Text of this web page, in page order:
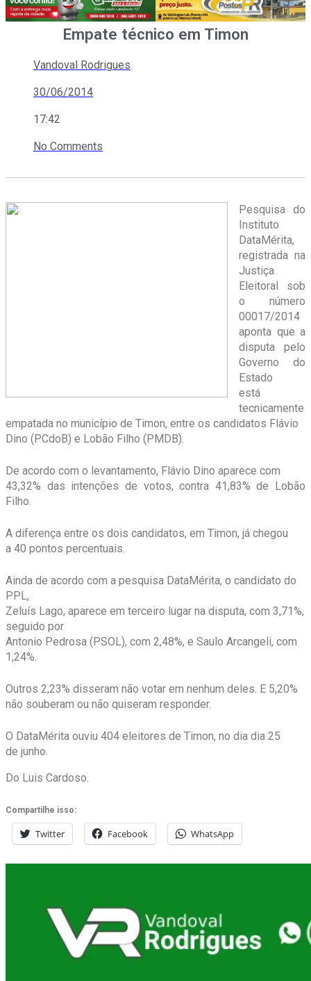
Empate técnico em Timon
Vandoval Rodrigues
30/06/2014
17:42
No Comments
Pesquisa do
Instituto
DataMérita,
registrada na
Justiça
Eleitoral sob
o número
00017/2014
aponta que a
disputa pelo
Governo do
Estado
está
tecnicamente
empatada no município de Timon, entre os candidatos Flávio
Dino (PCdoB) e Lobão Filho (PMDB).
De acordo com o levantamento, Flávio Dino aparece com
43,32% das intenções de votos, contra 41,83% de Lobão
Filho.
A diferença entre os dois candidatos, em Timon, já chegou
a 40 pontos percentuais.
Ainda de acordo com a pesquisa DataMérita, o candidato do
PPL,
Zeluís Lago, aparece em terceiro lugar na disputa, com 3,71%,
seguido por
Antonio Pedrosa (PSOL), com 2,48%, e Saulo Arcangeli, com
1,24%.
Outros 2,23% disseram não votar em nenhum deles. E 5,20%
não souberam ou não quiseram responder.
O DataMérita ouviu 404 eleitores de Timon, no dia dia 25
de junho.
Do Luis Cardoso.
Compartilhe isso:
Twitter Facebook WhatsApp